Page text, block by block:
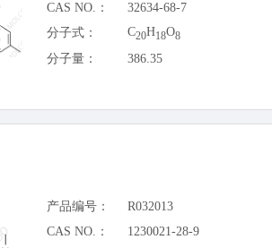
CAS NO.：
32634-68-7
分子式：
C20H18O8
分子量： 386.35
产品编号：
R032013
CAS NO.：
1230021-28-9